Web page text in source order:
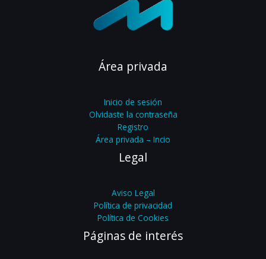
Área privada
Inicio de sesión
Olvidaste la contraseña
Registro
Área privada – Incio
Legal
Aviso Legal
Política de privacidad
Política de Cookies
Páginas de interés